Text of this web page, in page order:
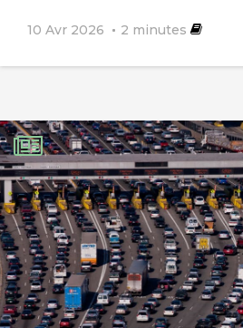
10 Avr 2026 2 minutes